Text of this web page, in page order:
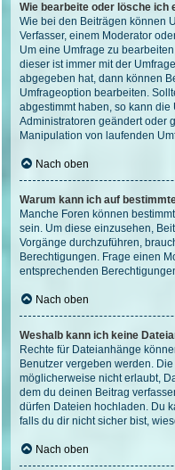
Wie bearbeite oder lösche ich
Wie bei den Beiträgen können
Verfasser, einem Moderator
Um eine Umfrage zu
dieser ist immer mit der
abgegeben hat, dann können
Umfrageoption bearbeiten.
abgestimmt haben, so kann
Administratoren geändert oder
Manipulation von laufenden
Nach oben
Warum kann ich auf
Manche Foren können
sein. Um diese einzusehen,
Vorgänge durchzuführen,
Berechtigungen. Frage einen
entsprechenden
Nach oben
Weshalb kann ich keine
Rechte für Dateianhänge
Benutzer vergeben werden.
möglicherweise nicht erlaubt,
dem du deinen Beitrag
dürfen Dateien hochladen. Du
falls du dir nicht sicher bist,
Nach oben